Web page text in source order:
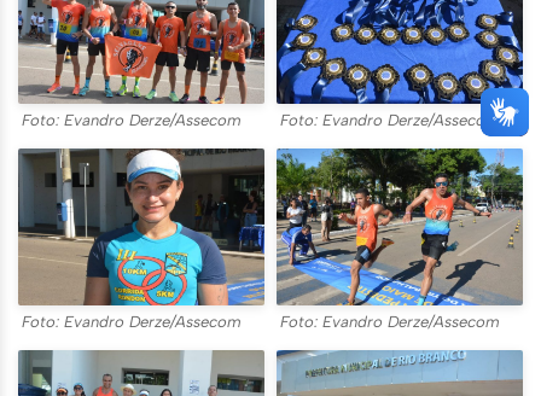
Foto: Evandro Derze/Assecom Foto: Evandro Derze/Assecom
Foto: Evandro Derze/Assecom Foto: Evandro Derze/Assecom